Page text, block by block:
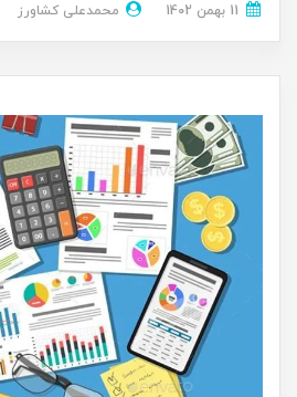
محمدعلی کشاورز